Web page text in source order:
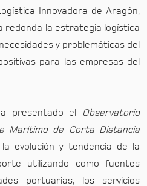
Innovadora de Aragón,
redonda la estrategia logística
y problemáticas del
para las empresas del
presentado el
Observatorio
Marítimo de Corta Distancia
evolución y tendencia de la
utilizando como fuentes
portuarias, los servicios